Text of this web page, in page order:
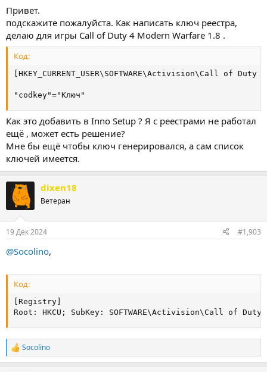
Привет.
подскажите пожалуйста. Как написать ключ реестра,
делаю для игры Call of Duty 4 Modern Warfare 1.8 .
Код:
[HKEY_CURRENT_USER\SOFTWARE\Activision\Call of Duty
"codkey"="Ключ"
Как это добавить в Inno Setup ? Я с реестрами не работал
ещё , может есть решение?
Мне бы ещё чтобы ключ генерировался, а сам список
ключей имеется.
dixen18
Ветеран
19 Дек 2024 #1,903
@Socolino,
Код:
[Registry]
Root: HKCU; SubKey: SOFTWARE\Activision\Call of
Р
е
Socolino